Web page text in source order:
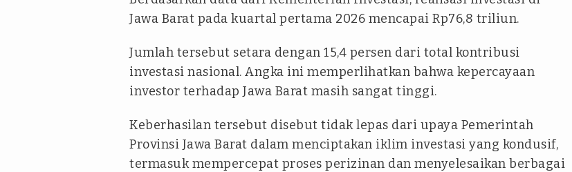
Jawa Barat pada kuartal pertama 2026 mencapai Rp76,8 triliun.
Jumlah tersebut setara dengan 15,4 persen dari total kontribusi
investasi nasional. Angka ini memperlihatkan bahwa kepercayaan
investor terhadap Jawa Barat masih sangat tinggi.
Keberhasilan tersebut disebut tidak lepas dari upaya Pemerintah
Provinsi Jawa Barat dalam menciptakan iklim investasi yang kondusif,
termasuk mempercepat proses perizinan dan menyelesaikan berbagai